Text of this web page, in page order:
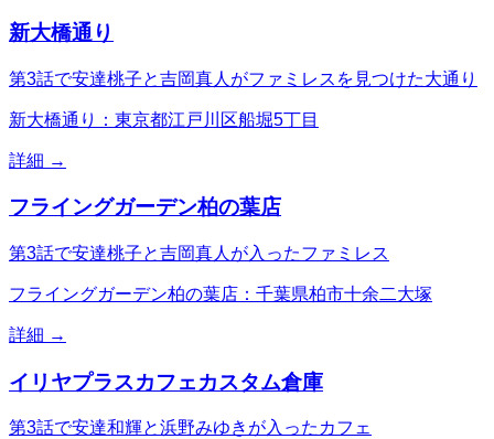
新大橋通り
第3話で安達桃子と吉岡真人がファミレスを見つけた大通り
新大橋通り：東京都江戸川区船堀5丁目
詳細 →
フライングガーデン柏の葉店
第3話で安達桃子と吉岡真人が入ったファミレス
フライングガーデン柏の葉店：千葉県柏市十余二大塚
詳細 →
イリヤプラスカフェカスタム倉庫
第3話で安達和輝と浜野みゆきが入ったカフェ